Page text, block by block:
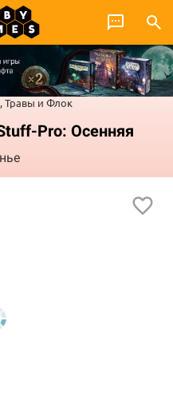
Травы и Флок
Pro: Осенняя